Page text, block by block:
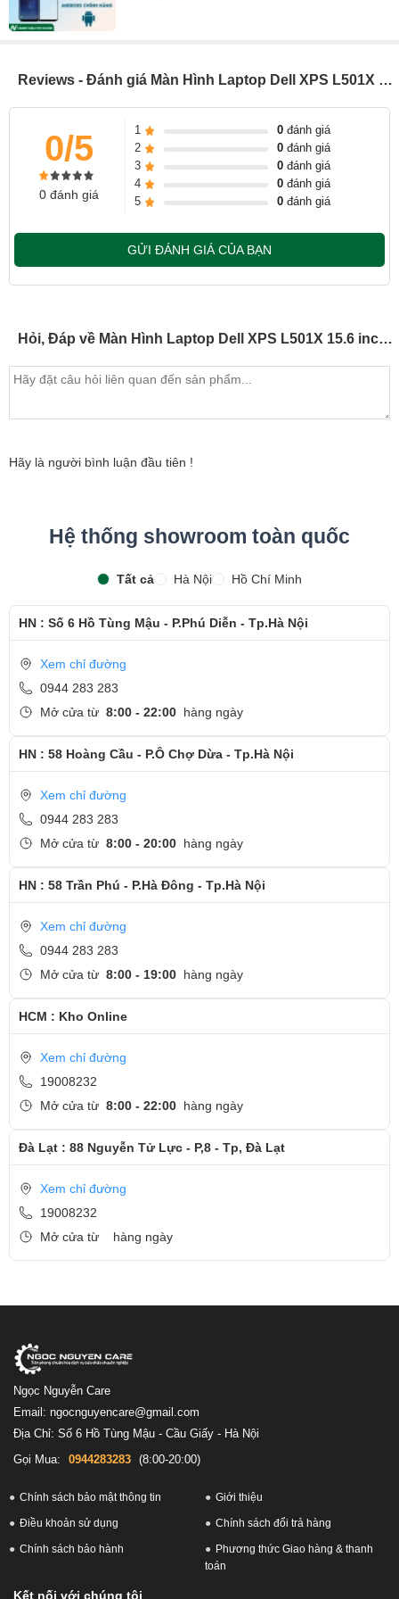
gãy hoặc hở.
- Nguyên nhân: Do tấm chắn bên trong màn hình bị chuyển
trước
Quy Trình Thay Thế Màn Hình Laptop Tại Ngọc Nguyễn
Care
- Đánh giá mức độ hư hỏng của màn hình và báo lỗi chính
xác cho khách hàng.
- Kĩ Thuật viên tiến hành tay màn cho laptop
- Màn hình thay chuẩn chính hãng theo mã máy , dán tem
dẫn kiểm tra lại màn hình mới
- Bàn Giao máy lại cho khách hàng !
Cảm ơn quý khách đã dành thời gian tham khảo và
quan tâm tới dịch vụ thay màn hình tại Ngọc Nguyễn
Care
- HotlineCSKH dịch vụ sửa chữa: 0944-283-283
Reviews - Đánh giá Màn Hình Laptop Dell XPS L501X 15.6 inch LED dày 40 pin ( 156LD40P 1366 x 768 )
0/5
0 đánh giá
1 0đánh giá
2
0đánh giá
3
0đánh giá
4
0đánh giá
5
0đánh giá
GỬI ĐÁNH GIÁ CỦA BẠN
Hỏi, Đáp về Màn Hình Laptop Dell XPS L501X 15.6 inch LED dày 40 pin ( 156LD40P 1366 x 768 )
Hãy là người bình luận đầu tiên !
Hệ thống showroom toàn quốc
Tất cả Hà Nội Hồ Chí Minh
HN : Số 6 Hồ Tùng Mậu - P.Phú Diễn - Tp.Hà Nội
Xem chỉ đường
0944 283 283
Mở cửa từ 8:00 - 22:00 hàng ngày
HN : 58 Hoàng Cầu - P.Ô Chợ Dừa - Tp.Hà Nội
Xem chỉ đường
0944 283 283
Mở cửa từ 8:00 - 20:00 hàng ngày
HN : 58 Trần Phú - P.Hà Đông - Tp.Hà Nội
Xem chỉ đường
0944 283 283
Mở cửa từ 8:00 - 19:00 hàng ngày
HCM : Kho Online
Xem chỉ đường
19008232
Mở cửa từ 8:00 - 22:00 hàng ngày
Đà Lạt : 88 Nguyễn Tử Lực - P,8 - Tp, Đà Lạt
Xem chỉ đường
19008232
Mở cửa từ
hàng ngày
Ngọc Nguyễn Care
Email: ngocnguyencare@gmail.com
Địa Chỉ: Số 6 Hồ Tùng Mậu - Cầu Giấy - Hà Nội
Gọi Mua:
0944283283 (8:00-20:00)
Chính sách bảo mật thông tin Giới thiệu
Điều khoản sử dụng Chính sách đổi trả hàng
Chính sách bảo hành
Phương thức Giao hàng & thanh
toán
Kết nối với chúng tôi